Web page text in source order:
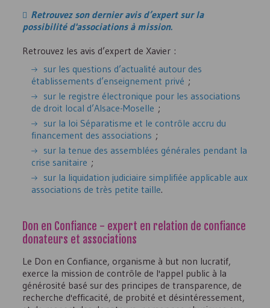
Retrouvez son dernier avis d’expert sur la
possibilité d'associations à mission.
Retrouvez les avis d’expert de Xavier :
sur les questions d’actualité autour des
établissements d’enseignement privé ;
sur le registre électronique pour les associations
de droit local d’Alsace-Moselle ;
sur la loi Séparatisme et le contrôle accru du
financement des associations ;
sur la tenue des assemblées générales pendant la
crise sanitaire ;
sur la liquidation judiciaire simplifiée applicable aux
associations de très petite taille.
Don en Confiance - expert en relation de confiance
donateurs et associations
Le Don en Confiance, organisme à but non lucratif,
exerce la mission de contrôle de l'appel public à la
générosité basé sur des principes de transparence, de
recherche d'efficacité, de probité et désintéressement,